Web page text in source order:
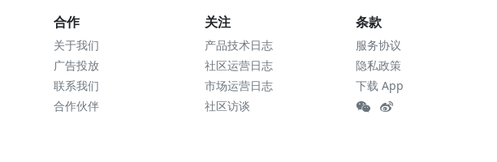
合作
关于我们
广告投放
联系我们
合作伙伴
关注
产品技术日志
社区运营日志
市场运营日志
社区访谈
条款
服务协议
隐私政策
下载 App